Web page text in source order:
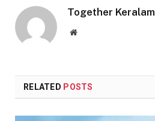
Together Keralam
Website
RELATED POSTS